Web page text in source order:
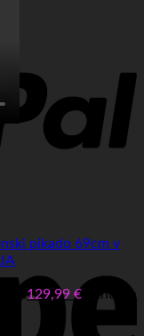
pikado 69cm v
€.129,99 € Trenutna